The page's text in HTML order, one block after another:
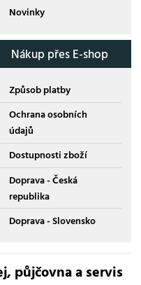
Novinky
Nákup přes E-shop
Způsob platby
Ochrana osobních
údajů
Dostupnosti zboží
Doprava - Česká
republika
Doprava - Slovensko
půjčovna a servis